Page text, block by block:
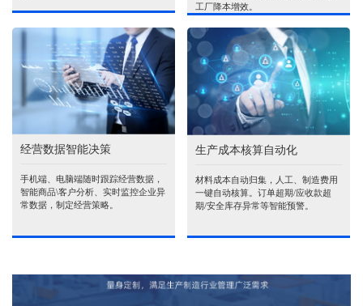
工厂降本增效。
经营数据智能决策
手机端、电脑端随时跟踪经营数据，
智能商品\客户分析、实时监控企业异
常数据，制定经营策略。
生产成本核算自动化
材料成本自动归集，人工、制造费用
一键自动核算。订单超期/应收款超
期/安全库存异常等智能预警。